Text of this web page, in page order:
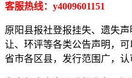
客服热线：y4009601151
原阳县报社登报挂失、遗失
让、环评等各类公告声明，
省市各区县，发行范围广，认